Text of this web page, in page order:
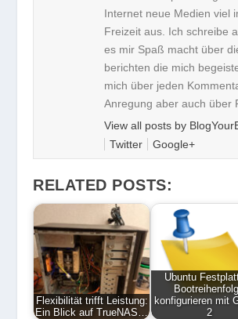
Internet neue Medien viel
Freizeit aus. Ich schreibe
es mir Spaß macht über
berichten die mich
mich über jeden
Anregung aber auch über
View all posts by
Twitter
Google+
RELATED POSTS:
Flexibilität trifft Leistung:
Ein Blick auf TrueNAS…
Ubuntu
konfigurieren mit
2